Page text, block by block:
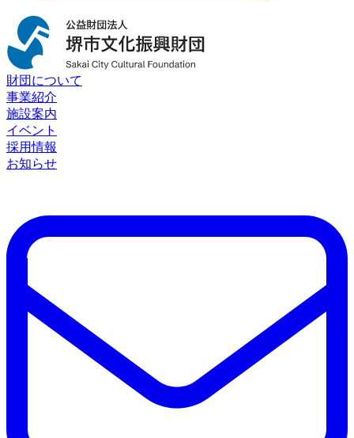
財団について
事業紹介
施設案内
イベント
採用情報
お知らせ